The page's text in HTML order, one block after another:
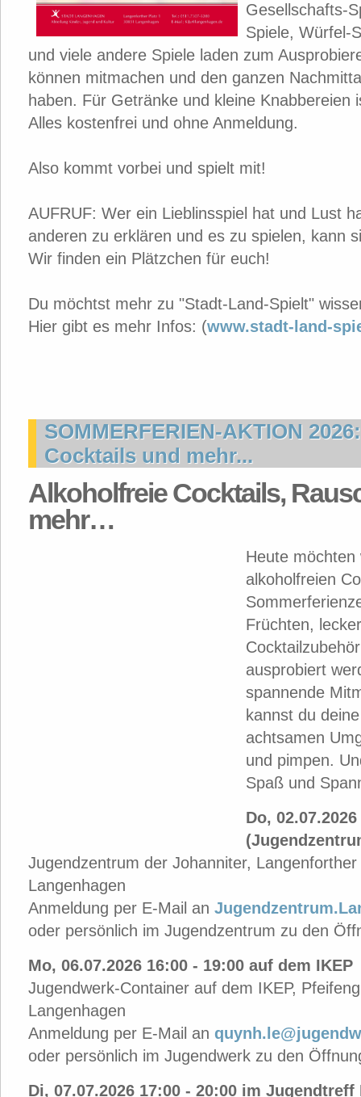
Gesellschafts-
Spiele, Würfel-
und viele andere Spiele laden zum
können mitmachen und den ganzen
haben. Für Getränke und kleine
Alles kostenfrei und ohne Anmeldung.
Also kommt vorbei und spielt mit!
AUFRUF: Wer ein Lieblinsspiel hat und Lust
anderen zu erklären und es zu spielen, kann
Wir finden ein Plätzchen für euch!
Du möchtst mehr zu "Stadt-Land-Spielt"
Hier gibt es mehr Infos: (www.stadt-land-
SOMMERFERIEN-AKTION
Cocktails und mehr...
Alkoholfreie Cocktails,
mehr…
Heute
alkoholfreien
Früchten,
ausprobiert
spannende
kannst du
achtsamen
und pimpen.
Spaß und
Do,
Jugendzentrum der Johanniter,
Langenhagen
Anmeldung per E-Mail an
oder persönlich im Jugendzentrum zu den
Mo, 06.07.2026 16:00 - 19:00 auf dem IKEP
Jugendwerk-Container auf dem IKEP,
Langenhagen
Anmeldung per E-Mail an
oder persönlich im Jugendwerk zu den
Di, 07.07.2026 17:00 - 20:00 im